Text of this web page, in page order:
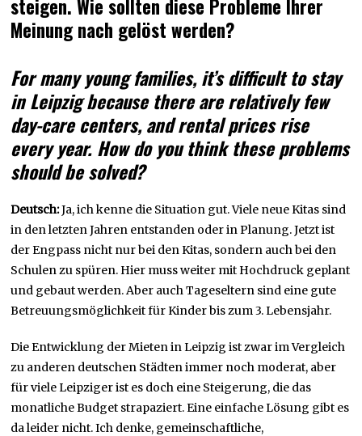
steigen. Wie sollten diese Probleme Ihrer
Meinung nach gelöst werden?
For many young families, it’s difficult to stay
in Leipzig because there are relatively few
day-care centers, and rental prices rise
every year. How do you think these problems
should be solved?
Deutsch:Ja, ich kenne die Situation gut. Viele neue Kitas sind
in den letzten Jahren entstanden oder in Planung. Jetzt ist
der Engpass nicht nur bei den Kitas, sondern auch bei den
Schulen zu spüren. Hier muss weiter mit Hochdruck geplant
und gebaut werden. Aber auch Tageseltern sind eine gute
Betreuungsmöglichkeit für Kinder bis zum 3. Lebensjahr.
Die Entwicklung der Mieten in Leipzig ist zwar im Vergleich
zu anderen deutschen Städten immer noch moderat, aber
für viele Leipziger ist es doch eine Steigerung, die das
monatliche Budget strapaziert. Eine einfache Lösung gibt es
da leider nicht. Ich denke, gemeinschaftliche,